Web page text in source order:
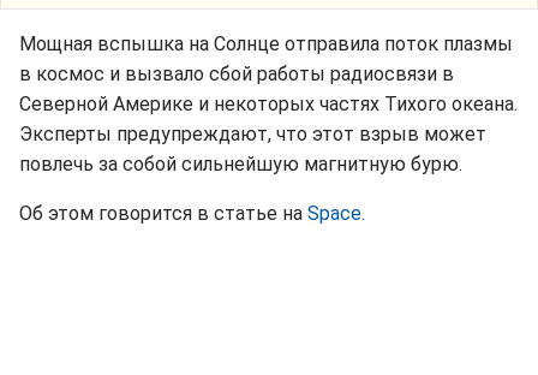
Мощная вспышка на Солнце отправила поток плазмы
в космос и вызвало сбой работы радиосвязи в
Северной Америке и некоторых частях Тихого океана.
Эксперты предупреждают, что этот взрыв может
повлечь за собой сильнейшую магнитную бурю.
Об этом говорится в статье на Space.